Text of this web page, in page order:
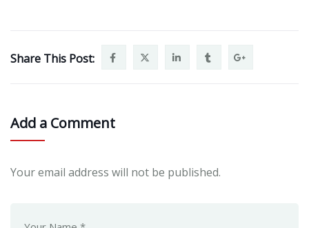
Share This Post:
Add a Comment
Your email address will not be published.